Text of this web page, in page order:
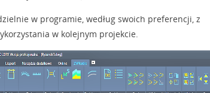
w programie, według swoich preferencji, z
w kolejnym projekcie.